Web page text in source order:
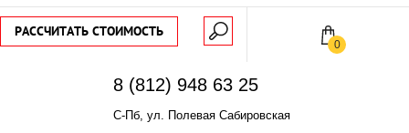
РАССЧИТАТЬ СТОИМОСТЬ
0
8 (812) 948 63 25
С-Пб, ул. Полевая Сабировская